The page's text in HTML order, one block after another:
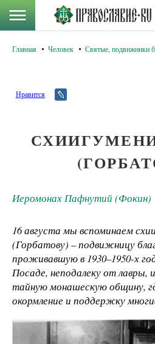
Главная Человек Святые, подвижники
Нравится
Иеромонах Пафнутий (Фокин)
16 августа мы вспоминаем
(Горбатову) – подвижницу
проживавшую в 1930–1950-х
Посаде, неподалеку от лавры,
тайную монашескую общину,
окормление и поддержку